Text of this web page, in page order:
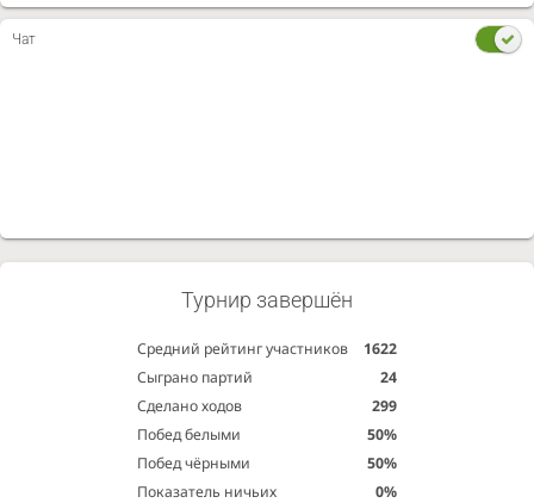
Чат
Турнир завершён
Средний рейтинг участников
1622
Сыграно партий
24
Сделано ходов
299
Побед белыми
50%
Побед чёрными
50%
Показатель ничьих
0%